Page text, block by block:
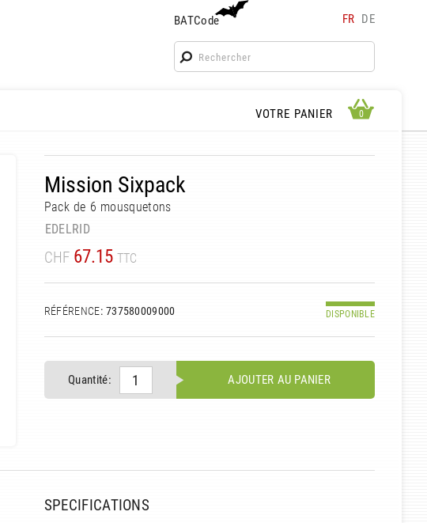
BATCode FR DE
BATCode
Rentrez votre BATCode et validez
VOTRE PANIER 0 0
Mission Sixpack
Pack de 6 mousquetons
EDELRID
CHF 67.15 TTC
RÉFÉRENCE: 737580009000 DISPONIBLE
Quantité: AJOUTER AU PANIER
SPECIFICATIONS